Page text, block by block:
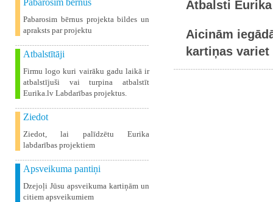
Pabarosim bērnus
Pabarosim bērnus projekta bildes un
apraksts par projektu
Atbalstītāji
Firmu logo kuri vairāku gadu laikā ir
atbalstījuši vai turpina atbalstīt
Eurika.lv Labdarības projektus.
Ziedot
Ziedot, lai palīdzētu Eurika
labdarības projektiem
Apsveikuma pantiņi
Dzejoļi Jūsu apsveikuma kartiņām un
citiem apsveikumiem
Atbalsti
Aicinām
kartiņas variet